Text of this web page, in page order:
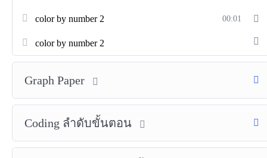
color by number 2 00:01
color by number 2
Graph Paper
Coding ลำดับขั้นตอน